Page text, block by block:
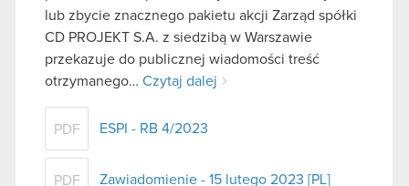
lub zbycie znacznego pakietu akcji Zarząd spółki
CD PROJEKT S.A. z siedzibą w Warszawie
przekazuje do publicznej wiadomości treść
otrzymanego… Czytaj dalej
PDF ESPI - RB 4/2023
PDF Zawiadomienie - 15 lutego 2023 [PL]